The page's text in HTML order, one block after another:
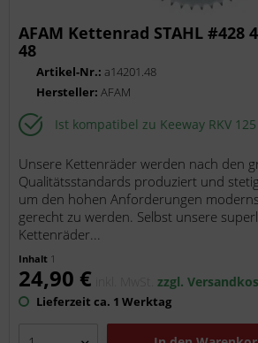
AFAM Kettenrad STAHL #428
48
Artikel-Nr.: a14201.48
Hersteller:AFAM
Ist kompatibel zu Keeway RKV
Unsere Kettenräder werden nach den
Qualitätsstandards produziert und
um den hohen Anforderungen
gerecht zu werden. Selbst unsere
Kettenräder...
Inhalt 1
24,90 € inkl. MwSt.zzgl.
Lieferzeit ca. 1 Werktag